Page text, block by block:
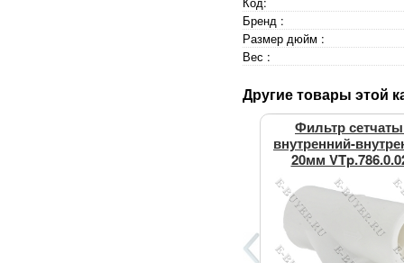
Бренд :
Размер дюйм :
Вес :
Другие товары этой
Фильтр
внутренний-
20мм